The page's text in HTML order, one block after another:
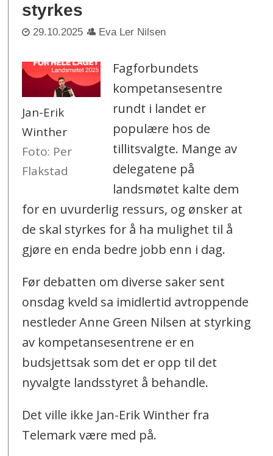
styrkes
29.10.2025 Eva Ler Nilsen
Jan-Erik
Winther
Foto: Per
Flakstad
Fagforbundets
kompetansesentre
rundt i landet er
populære hos de
tillitsvalgte. Mange av
delegatene på
landsmøtet kalte dem
for en uvurderlig ressurs, og ønsker at
de skal styrkes for å ha mulighet til å
gjøre en enda bedre jobb enn i dag.
Før debatten om diverse saker sent
onsdag kveld sa imidlertid avtroppende
nestleder Anne Green Nilsen at styrking
av kompetansesentrene er en
budsjettsak som det er opp til det
nyvalgte landsstyret å behandle.
Det ville ikke Jan-Erik Winther fra
Telemark være med på.